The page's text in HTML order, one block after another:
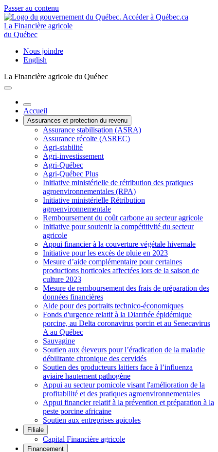
Passer au contenu
La Financière agricole
du Québec
Nous joindre
English
La Financière agricole du Québec
Accueil
Assurances et protection du revenu
Assurance stabilisation (ASRA)
Assurance récolte (ASREC)
Agri-stabilité
Agri-investissement
Agri-Québec
Agri-Québec Plus
Initiative ministérielle de rétribution des pratiques
agroenvironnementales (RPA)
Initiative ministérielle Rétribution
agroenvironnementale
Remboursement du coût carbone au secteur agricole
Initiative pour soutenir la compétitivité du secteur
agricole
Appui financier à la couverture végétale hivernale
Initiative pour les excès de pluie en 2023
Mesure d’aide complémentaire pour certaines
productions horticoles affectées lors de la saison de
culture 2023
Mesure de remboursement des frais de préparation des
données financières
Aide pour des portraits technico-économiques
Fonds d'urgence relatif à la Diarrhée épidémique
porcine, au Delta coronavirus porcin et au Senecavirus
A au Québec
Sauvagine
Soutien aux éleveurs pour l’éradication de la maladie
débilitante chronique des cervidés
Soutien des producteurs laitiers face à l’influenza
aviaire hautement pathogène
Appui au secteur pomicole visant l'amélioration de la
profitabilité et des pratiques agroenvironnementales
Appui financier relatif à la prévention et préparation à la
peste porcine africaine
Soutien aux entreprises apicoles
Filiale
Capital Financière agricole
Financement